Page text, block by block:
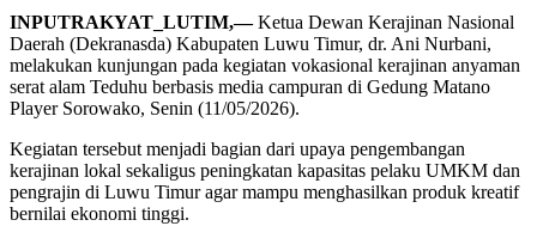
INPUTRAKYAT_LUTIM,—Ketua Dewan Kerajinan Nasional
Daerah (Dekranasda) Kabupaten Luwu Timur, dr. Ani Nurbani,
melakukan kunjungan pada kegiatan vokasional kerajinan anyaman
serat alam Teduhu berbasis media campuran di Gedung Matano
Player Sorowako, Senin (11/05/2026).
Kegiatan tersebut menjadi bagian dari upaya pengembangan
kerajinan lokal sekaligus peningkatan kapasitas pelaku UMKM dan
pengrajin di Luwu Timur agar mampu menghasilkan produk kreatif
bernilai ekonomi tinggi.